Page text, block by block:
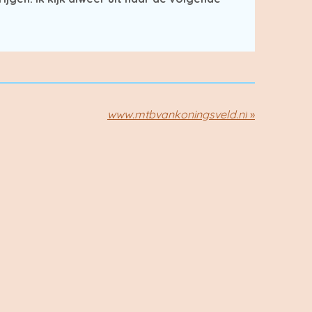
www.mtbvankoningsveld.nl »